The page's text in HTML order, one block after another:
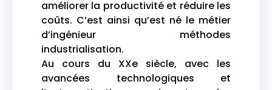
améliorer la productivité et réduire les
coûts. C’est ainsi qu’est né le métier
d’ingénieur méthodes
industrialisation.
Au cours du XXe siècle, avec les
avancées technologiques et